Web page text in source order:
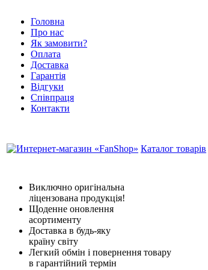
Головна
Про нас
Як замовити?
Оплата
Доставка
Гарантія
Відгуки
Співпраця
Контакти
Каталог товарів
Виключно оригінальна
ліцензована продукція!
Щоденне оновлення
асортименту
Доставка в будь-яку
країну світу
Легкий обмін і повернення товару
в гарантійний термін